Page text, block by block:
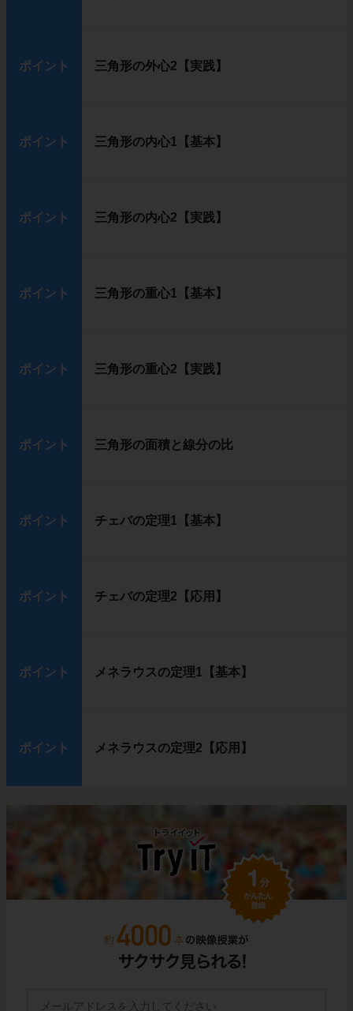
ポイント 三角形の外心2【実践】
ポイント 三角形の内心1【基本】
ポイント 三角形の内心2【実践】
ポイント 三角形の重心1【基本】
ポイント 三角形の重心2【実践】
ポイント 三角形の面積と線分の比
ポイント チェバの定理1【基本】
ポイント チェバの定理2【応用】
ポイント メネラウスの定理1【基本】
ポイント メネラウスの定理2【応用】